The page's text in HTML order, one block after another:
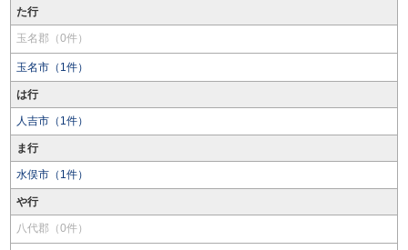
た行
玉名郡（0件）
玉名市（1件）
は行
人吉市（1件）
ま行
水俣市（1件）
や行
八代郡（0件）